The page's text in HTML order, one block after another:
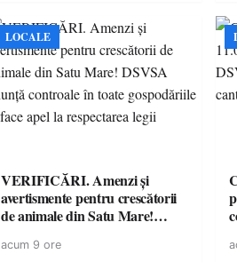
LOCALE
VERIFICĂRI. Amenzi și
avertismente pentru crescătorii
de animale din Satu Mare!
toate gospodăriile și face apel la
acum 9 ore